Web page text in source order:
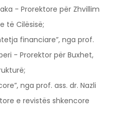
- Prorektore për Zhvillim
të Cilësisë;
financiare”, nga prof.
- Prorektor për Buxhet,
nga prof. ass. dr. Nazli
e revistës shkencore